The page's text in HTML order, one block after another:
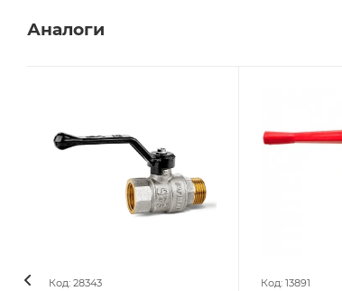
Аналоги
Код: 28343
Код: 13891